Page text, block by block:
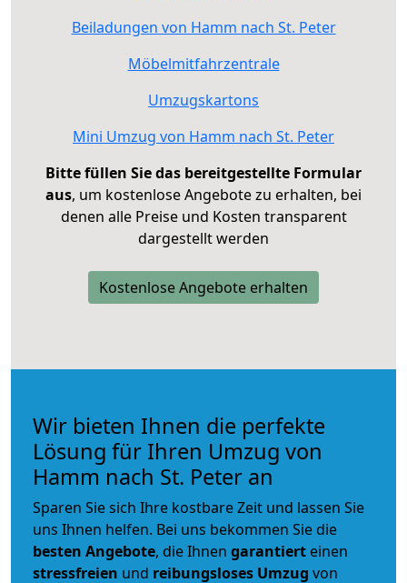
Beiladungen von Hamm nach St. Peter
Möbelmitfahrzentrale
Umzugskartons
Mini Umzug von Hamm nach St. Peter
Bitte füllen Sie das bereitgestellte Formular
aus, um kostenlose Angebote zu erhalten, bei
denen alle Preise und Kosten transparent
dargestellt werden
Kostenlose Angebote erhalten
Wir bieten Ihnen die perfekte
Lösung für Ihren Umzug von
Hamm nach St. Peter an
Sparen Sie sich Ihre kostbare Zeit und lassen Sie
uns Ihnen helfen. Bei uns bekommen Sie die
besten Angebote, die Ihnen garantiert einen
stressfreien und reibungsloses Umzug von